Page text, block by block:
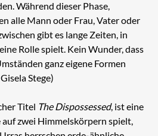
Während dieser Phase,
alle Mann oder Frau, Vater oder
gibt es lange Zeiten, in
Rolle spielt. Kein Wunder, dass
ganz eigene Formen
Stege)
Titel The Dispossessed, ist eine
zwei Himmelskörpern spielt,